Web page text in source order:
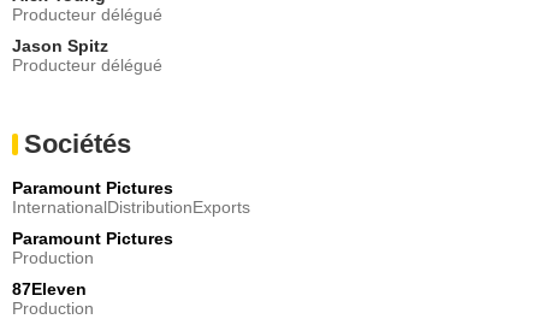
Producteur délégué
Jason Spitz
Producteur délégué
Sociétés
Paramount Pictures
InternationalDistributionExports
Paramount Pictures
Production
87Eleven
Production